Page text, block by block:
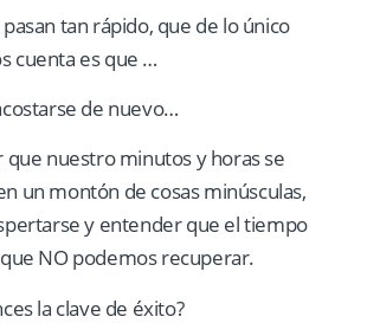
tan rápido, que de lo único
cuenta es que …
de nuevo…
que nuestro minutos y horas se
un montón de cosas minúsculas,
y entender que el tiempo
NO podemos recuperar.
la clave de éxito?